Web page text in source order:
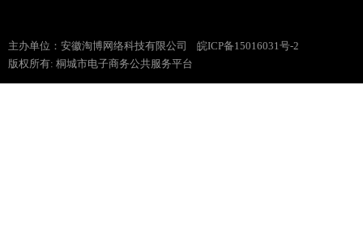
主办单位：安徽淘博网络科技有限公司 皖ICP备15016031号-2
版权所有: 桐城市电子商务公共服务平台